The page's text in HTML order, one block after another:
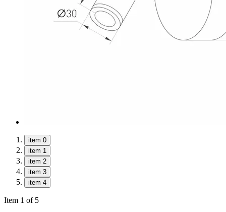
item 0
item 1
item 2
item 3
item 4
Item 1 of 5